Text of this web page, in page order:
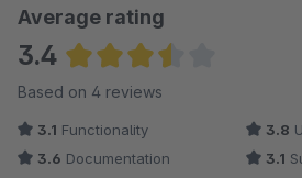
Average rating
3.4
Average rating of 3.38 out of
Based on 4 reviews
3.1 Functionality 3.8
3.6 Documentation 3.1